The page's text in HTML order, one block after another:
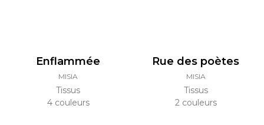
Enflammée
MISIA
Tissus
4 couleurs
Rue des poètes
MISIA
Tissus
2 couleurs